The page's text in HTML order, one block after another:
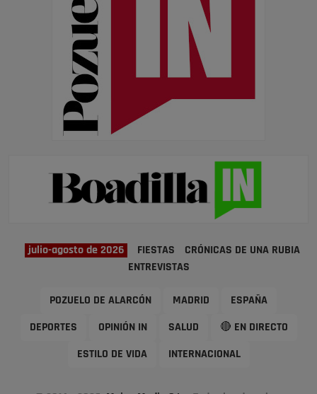
julio-agosto de 2026 FIESTAS
CRÓNICAS DE UNA RUBIA
ENTREVISTAS
POZUELO DE ALARCÓN MADRID ESPAÑA
DEPORTES OPINIÓN IN SALUD 🔴 EN DIRECTO
ESTILO DE VIDA INTERNACIONAL